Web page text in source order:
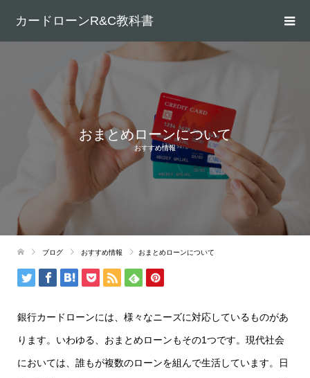
カードローンR&C教科書
おまとめローンについて
おすすめ情報
ブログ おすすめ情報 おまとめローンについて
銀行カードローンには、様々なニーズに対応しているものがあ
ります。いわゆる、おまとめローンもその1つです。現代社会
においては、誰もが複数のローンを組んで生活しています。日